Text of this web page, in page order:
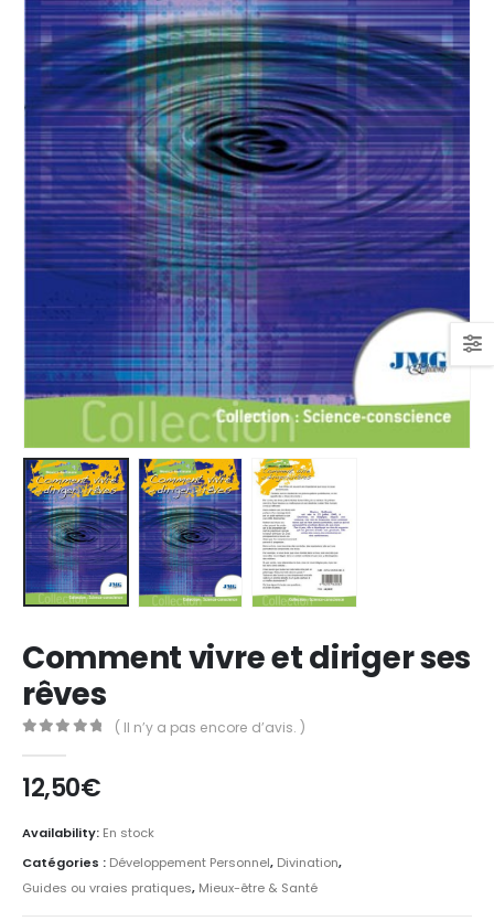
Comment vivre et diriger ses
rêves
( Il n’y a pas encore d’avis. )
12,50€
Availability: En stock
Catégories : Développement Personnel, Divination,
Guides ou vraies pratiques, Mieux-être & Santé